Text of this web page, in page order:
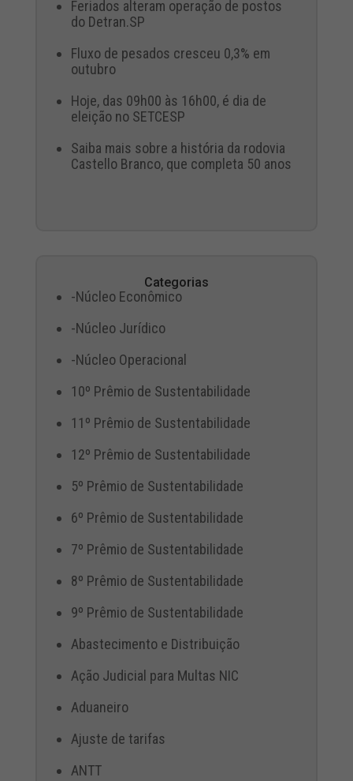
Feriados alteram operação de postos
do Detran.SP
Fluxo de pesados cresceu 0,3% em
outubro
Hoje, das 09h00 às 16h00, é dia de
eleição no SETCESP
Saiba mais sobre a história da rodovia
Castello Branco, que completa 50 anos
Categorias
-Núcleo Econômico
-Núcleo Jurídico
-Núcleo Operacional
10º Prêmio de Sustentabilidade
11º Prêmio de Sustentabilidade
12º Prêmio de Sustentabilidade
5º Prêmio de Sustentabilidade
6º Prêmio de Sustentabilidade
7º Prêmio de Sustentabilidade
8º Prêmio de Sustentabilidade
9º Prêmio de Sustentabilidade
Abastecimento e Distribuição
Ação Judicial para Multas NIC
Aduaneiro
Ajuste de tarifas
ANTT